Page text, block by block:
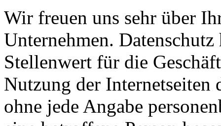
Wir freuen uns sehr über
Unternehmen.
Stellenwert für die
Nutzung der Internetseiten
ohne jede Angabe